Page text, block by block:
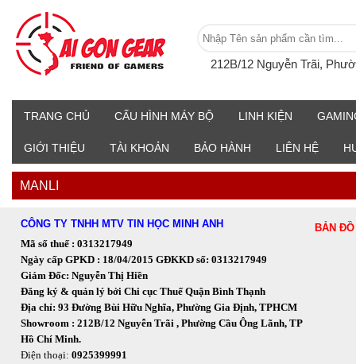
212B/12 Nguyễn Trãi,
TRANG CHỦ CẤU HÌNH MÁY BỘ LINH KIỆN
GIỚI THIỆU TÀI KHOẢN BẢO HÀNH LIÊN HỆ
MANLI
CÔNG TY TNHH MTV TIN HỌC MINH ANH
Mã số thuế : 0313217949
Ngày cấp GPKD : 18/04/2015 GĐKKD số: 0313217949
Giám Đốc: Nguyễn Thị Hiền
Đăng ký & quản lý bởi Chi cục Thuế Quận Bình Thạnh
Địa chỉ: 93 Đường Bùi Hữu Nghĩa, Phường Gia Định, TPHCM
Showroom : 212B/12 Nguyễn Trãi , Phường Cầu Ông Lãnh, TP
Hồ Chí Minh.
Điện thoại: 0925399991
BẢN